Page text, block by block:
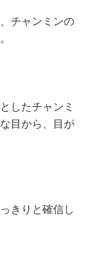
チャンミンの
したチャンミ
目から、目が
きりと確信し